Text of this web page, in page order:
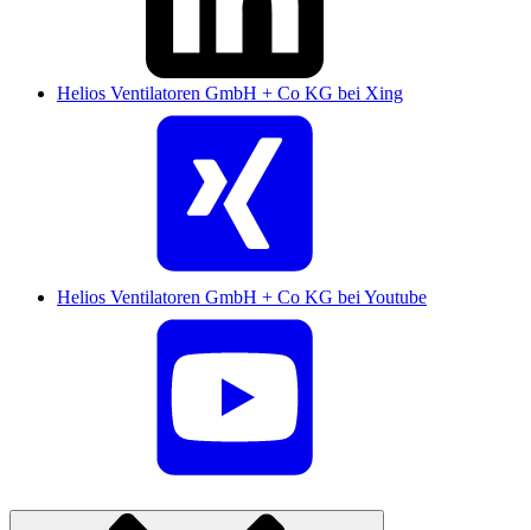
Helios Ventilatoren GmbH + Co KG bei Xing
Helios Ventilatoren GmbH + Co KG bei Youtube